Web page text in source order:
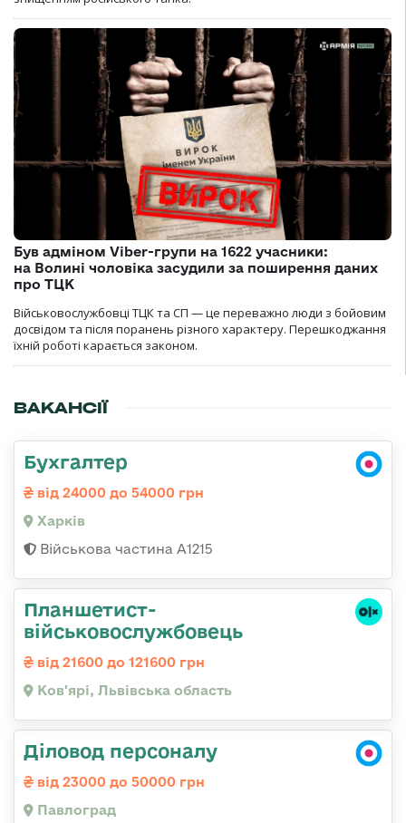
Був адміном Viber-групи на 1622 учасники:
на Волині чоловіка засудили за поширення даних
про ТЦК
Військовослужбовці ТЦК та СП — це переважно люди з бойовим
досвідом та після поранень різного характеру. Перешкоджання
їхній роботі карається законом.
ВАКАНСІЇ
Бухгалтер
від 24000 до 54000 грн
Харків
Військова частина А1215
Планшетист-
військовослужбовець
від 21600 до 121600 грн
Ков'ярі, Львівська область
Діловод персоналу
від 23000 до 50000 грн
Павлоград